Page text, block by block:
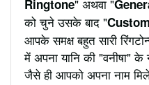
Ringtone" अथवा "
को चुने उसके बाद "
आपके समक्ष बहुत सारी
में अपना यानि की "वनीषा"
जैसे ही आपको अपना नाम